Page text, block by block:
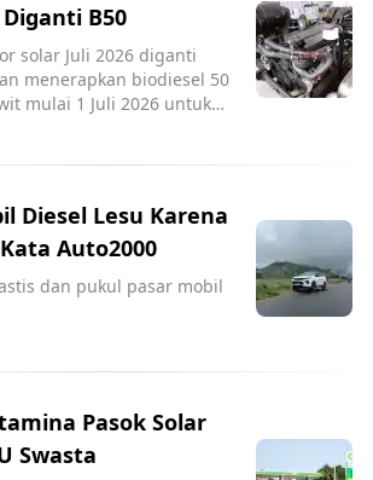
B50
solar Juli 2026 diganti
menerapkan biodiesel 50
mulai 1 Juli 2026 untuk
energi nasional.
Diesel Lesu Karena
Auto2000
dan pukul pasar mobil
Pasok Solar
Swasta